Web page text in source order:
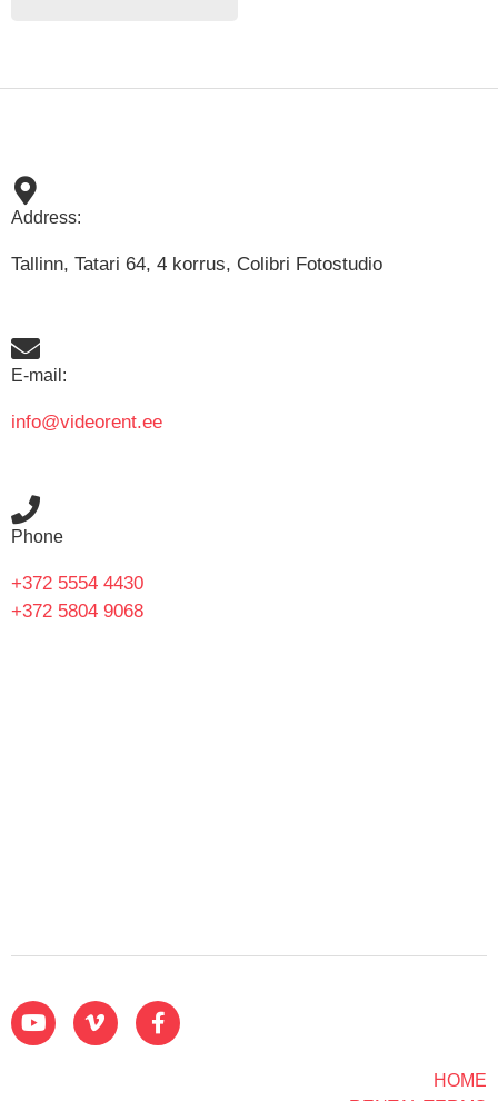
Address:
Tallinn, Tatari 64, 4 korrus, Colibri Fotostudio
E-mail:
info@videorent.ee
Phone
+372 5554 4430
+372 5804 9068
HOME